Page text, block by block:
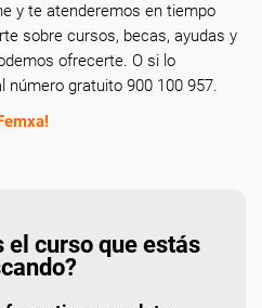
y te atenderemos en tiempo
sobre cursos, becas, ayudas y
ofrecerte. O si lo
número gratuito 900 100 957.
el curso que estás